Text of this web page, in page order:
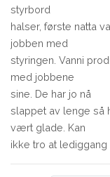
styrbord
halser, første natta
jobben med
styringen. Vanni
med jobbene
sine. De har jo nå
slappet av lenge så
vært glade. Kan
ikke tro at